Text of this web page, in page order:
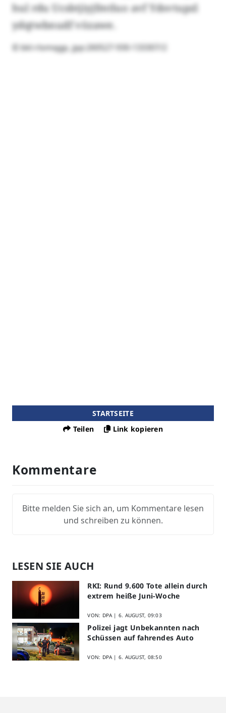
hul rdu Ucsbtjiyjfmtluo avf Ydsvtupzl
ydqtwbnudf vözawe.
© bkl-rlomqgp, jpp:260527-930-133307/2
STARTSEITE
Teilen
Link kopieren
Kommentare
Bitte melden Sie sich an, um Kommentare lesen
und schreiben zu können.
LESEN SIE AUCH
RKI: Rund 9.600 Tote allein durch
extrem heiße Juni-Woche
VON: DPA | 6. AUGUST, 09:03
Polizei jagt Unbekannten nach
Schüssen auf fahrendes Auto
VON: DPA | 6. AUGUST, 08:50